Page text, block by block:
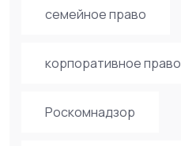
семейное право
корпоративное право
Роскомнадзор